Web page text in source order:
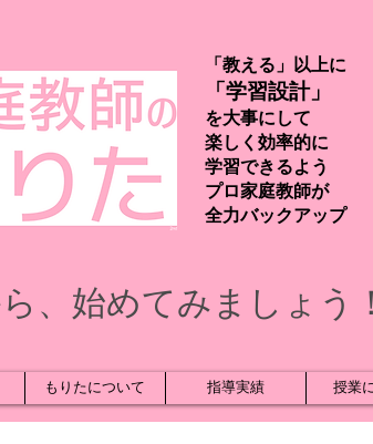
「教える」以上に
「学習設計」
を大事にして
楽しく効率的に
学習できるよう
プロ家庭教師が
​全力バックアップ
、始めてみましょう
もりたについて 指導実績 授業